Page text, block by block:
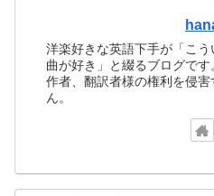
洋楽好きな英語下手が「こ
曲が好き」と綴るブログです
作者、翻訳者様の権利を侵
ん。